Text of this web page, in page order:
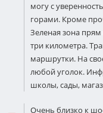
могу с
горами. Кроме
Зеленая зона
три километра.
маршрутки. На
любой уголок.
школы, сады,
Очень близко к